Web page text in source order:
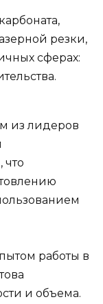
резки,
сферах:
из лидеров
что
работы в
и объема.